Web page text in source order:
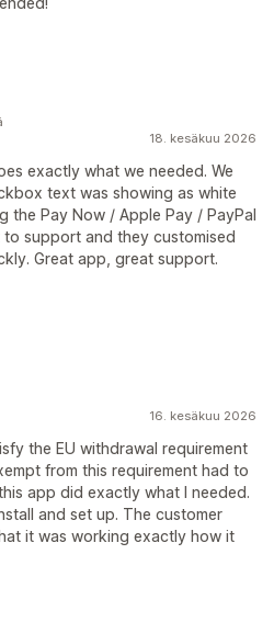
18. kesäkuu 2026
exactly what we needed. We
text was showing as white
the Pay Now / Apple Pay / PayPal
support and they customised
Great app, great support.
16. kesäkuu 2026
the EU withdrawal requirement
from this requirement had to
app did exactly what I needed.
and set up. The customer
it was working exactly how it